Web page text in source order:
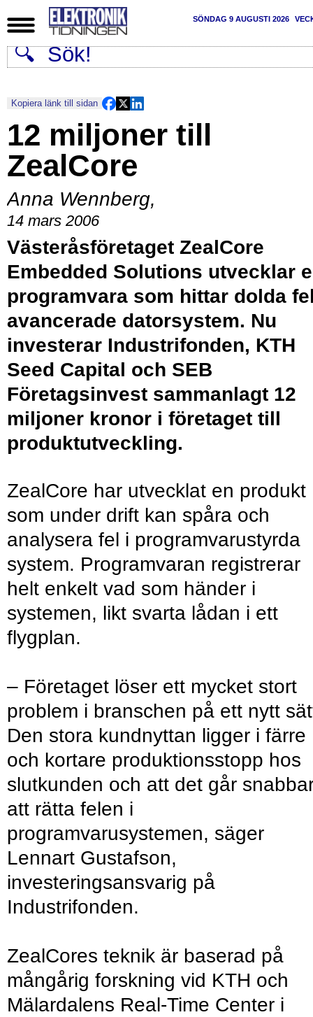
SÖNDAG 9 AUGUSTI 2026
Kopiera länk till sidan
12 miljoner till
ZealCore
Anna Wennberg,
14 mars 2006
Västeråsföretaget ZealCore
Embedded Solutions utvecklar
programvara som hittar dolda
avancerade datorsystem. Nu
investerar Industrifonden, KTH
Seed Capital och SEB
Företagsinvest sammanlagt 12
miljoner kronor i företaget till
produktutveckling.
ZealCore har utvecklat en produkt
som under drift kan spåra och
analysera fel i programvarustyrda
system. Programvaran registrerar
helt enkelt vad som händer i
systemen, likt svarta lådan i ett
flygplan.
– Företaget löser ett mycket stort
problem i branschen på ett nytt
Den stora kundnyttan ligger i färre
och kortare produktionsstopp hos
slutkunden och att det går
att rätta felen i
programvarusystemen, säger
Lennart Gustafson,
investeringsansvarig på
Industrifonden.
ZealCores teknik är baserad på
mångårig forskning vid KTH och
Mälardalens Real-Time Center i